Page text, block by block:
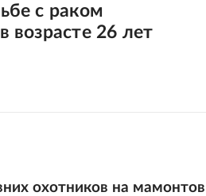
с раком
возрасте 26 лет
охотников на мамонтов